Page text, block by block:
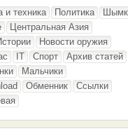
и техника Политика
Центральная Азия
Новости оружия
IT Спорт
Архив статей
Мальчики
Обменник
Ссылки